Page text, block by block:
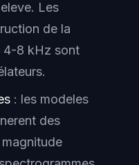
Les
de la
4-8 kHz sont
: les modeles
des